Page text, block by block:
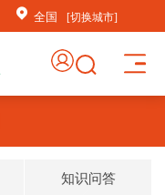
全国 [切换城市]
知识问答